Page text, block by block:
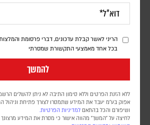
הריני לאשר קבלת עדכונים, דברי פרסומת
בכל אחד מאמצעי התקשורת שמסרתי
להמשך
ללא הזנת הפרטים וללא סימון התיבה לא ניתן להשלים
אפוק בע״מ יעבד את המידע שתמסרו לצורך פתיחת וניהול
ושיפורם והכל בהתאם למדיניות הפרטיות.
לחיצה על "המשך" מהווה אישור כי מסרת את המידע